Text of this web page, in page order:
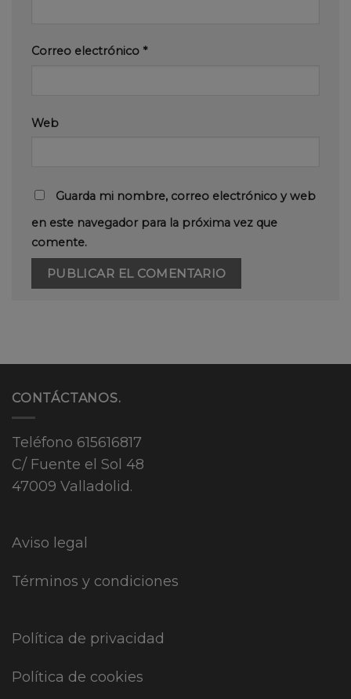
Correo electrónico *
Web
Guarda mi nombre, correo electrónico y web
en este navegador para la próxima vez que
comente.
CONTÁCTANOS.
Teléfono 615616817
C/ Fuente el Sol 48
47009 Valladolid.
Aviso legal
Términos y condiciones
Política de privacidad
Política de cookies